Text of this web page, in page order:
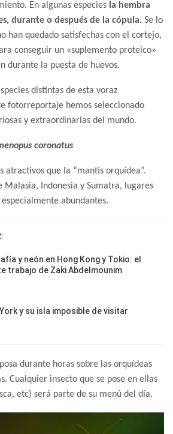
En algunas especies la hembra
durante o después de la cópula. Se lo
han quedado satisfechas con el cortejo,
conseguir un «suplemento proteico»
durante la puesta de huevos.
distintas de esta voraz
fotorreportaje hemos seleccionado
y extraordinarias del mundo.
coronatus
atractivos que la “mantis orquídea”.
Malasia, Indonesia y Sumatra, lugares
abundantes.
y neón en Hong Kong y Tokio: el
trabajo de Zaki Abdelmounim
y su isla imposible de visitar
durante horas sobre las orquídeas
Cualquier insecto que se pose en ellas
etc) será parte de su menú del día.